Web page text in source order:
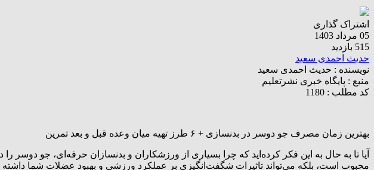
اشتراک گذاری
05 مرداد 1403
515 بازدید
حدیث احمدی سعید
نویسنده : حدیث احمدی سعید
منبع : پایگاه خبری نشرتعلیم
کد مطلب : 1180
بهترین زمان مصرف جو دوسر در بدنسازی + ۶ طرز تهیه میان وعده قبل و بعد تمرین
آیا تا به حال به این فکر کرده‌اید که چرا بسیاری از ورزشکاران و بدنسازان حرفه‌ای، جو دوسر
محبوب است، بلکه می‌تواند تاثیرات شگفت‌انگیزی بر عملکرد ورزشی و بهبود عضلات شما داشته